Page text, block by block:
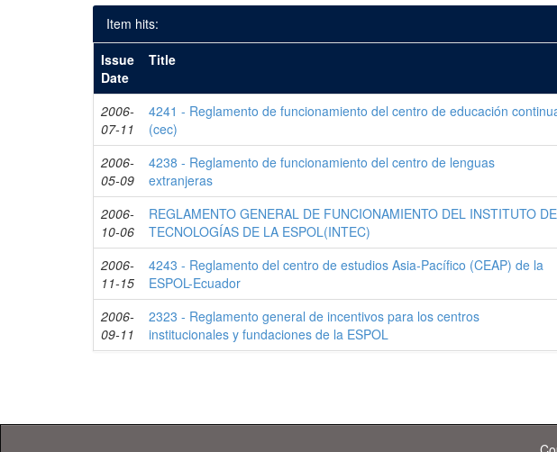
Item hits:
Issue
Date
Title
2006-
07-11
4241 - Reglamento de funcionamiento del centro de educación
(cec)
2006-
05-09
4238 - Reglamento de funcionamiento del centro de lenguas
extranjeras
2006-
10-06
REGLAMENTO GENERAL DE FUNCIONAMIENTO DEL INSTITUTO DE
TECNOLOGÍAS DE LA ESPOL(INTEC)
2006-
11-15
4243 - Reglamento del centro de estudios Asia-Pacífico (CEAP) de la
ESPOL-Ecuador
2006-
09-11
2323 - Reglamento general de incentivos para los centros
institucionales y fundaciones de la ESPOL